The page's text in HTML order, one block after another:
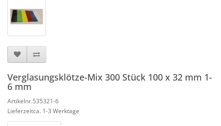
Verglasungsklötze-Mix 300 Stück 100 x 32 mm 1-
6 mm
Artikelnr.535321-6
Lieferzeitca. 1-3 Werktage